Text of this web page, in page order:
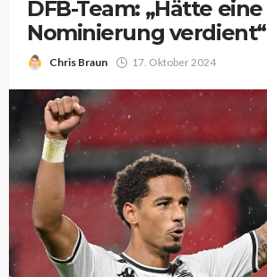
DFB-Team: „Hätte eine
Nominierung verdient“
Chris Braun 17. Oktober 2024